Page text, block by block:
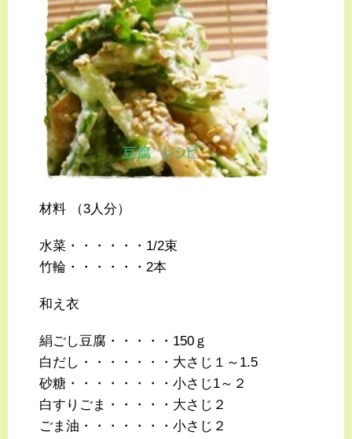
材料 （3人分）
水菜・・・・・・1/2束
竹輪・・・・・・2本
和え衣
絹ごし豆腐・・・・・150ｇ
白だし・・・・・・・大さじ１～1.5
砂糖・・・・・・・・小さじ1～２
白すりごま・・・・・大さじ２
ごま油・・・・・・・小さじ２